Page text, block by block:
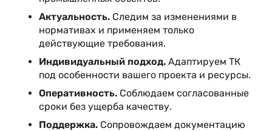
Актуальность. Следим за изменениями в
нормативах и применяем только
действующие требования.
Индивидуальный подход. Адаптируем ТК
под особенности вашего проекта и ресурсы.
Оперативность. Соблюдаем согласованные
сроки без ущерба качеству.
Поддержка. Сопровождаем документацию